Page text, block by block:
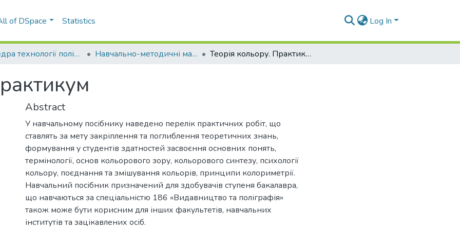
of DSpace Statistics Log In
Кафедра технології поліграфічного виробництва (ТПВ) Навчально-методичні матеріали (ТПВ) Теорія кольору. Практикум
Abstract
У навчальному посібнику наведено перелік практичних робіт, що
ставлять за мету закріплення та поглиблення теоретичних знань,
формування у студентів здатностей засвоєння основних понять,
термінології, основ кольорового зору, кольорового синтезу, психології
кольору, поєднання та змішування кольорів, принципи колориметрії.
Навчальний посібник призначений для здобувачів ступеня бакалавра,
що навчаються за спеціальністю 186 «Видавництво та поліграфія»
також може бути корисним для інших факультетів, навчальних
інститутів та зацікавлених осіб.